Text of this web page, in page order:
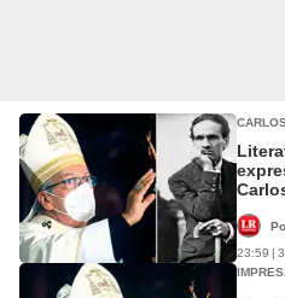
23:59 |